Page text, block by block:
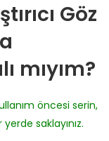
Göz
mıyım?
öncesi serin,
saklayınız.